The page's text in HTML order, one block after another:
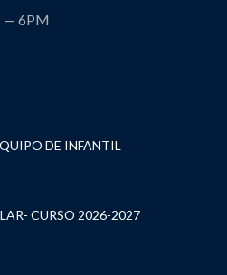
— 6PM
DE INFANTIL
CURSO 2026-2027